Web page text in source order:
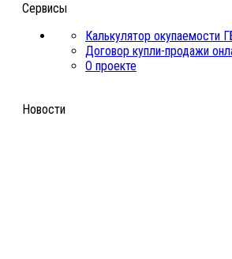
Сервисы
Калькулятор окупаемости
Договор купли-продажи
О проекте
Новости